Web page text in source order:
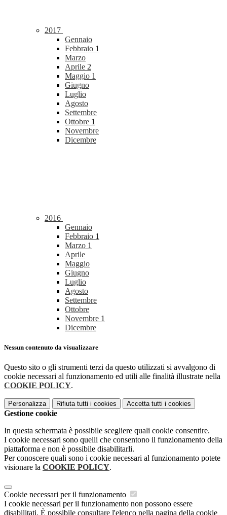
2017
Gennaio
Febbraio 1
Marzo
Aprile 2
Maggio 1
Giugno
Luglio
Agosto
Settembre
Ottobre 1
Novembre
Dicembre
2016
Gennaio
Febbraio 1
Marzo 1
Aprile
Maggio
Giugno
Luglio
Agosto
Settembre
Ottobre
Novembre 1
Dicembre
Nessun contenuto da visualizzare
Questo sito o gli strumenti terzi da questo utilizzati si avvalgono di
cookie necessari al funzionamento ed utili alle finalità illustrate nella
COOKIE POLICY.
Personalizza Rifiuta tutti i cookies Accetta tutti i cookies
Gestione cookie
In questa schermata è possibile scegliere quali cookie consentire.
I cookie necessari sono quelli che consentono il funzionamento della
piattaforma e non è possibile disabilitarli.
Per conoscere quali sono i cookie necessari al funzionamento potete
visionare la COOKIE POLICY.
Cookie necessari per il funzionamento
I cookie necessari per il funzionamento non possono essere
disabilitati. È possibile consultare l'elenco nella pagina della cookie